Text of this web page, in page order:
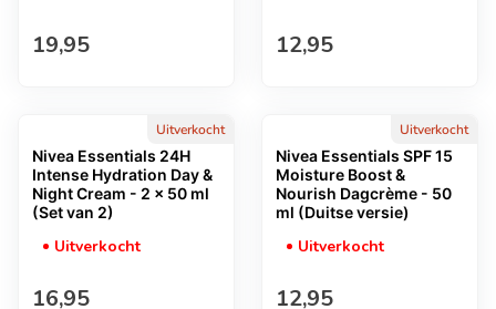
Normale prijs
19,95 Normale prijs
12,95
Uitverkocht
Nivea Essentials 24H
Intense Hydration Day &
Night Cream - 2 x 50 ml
(Set van 2)
Uitverkocht
Normale prijs
16,95
Uitverkocht
Nivea Essentials SPF 15
Moisture Boost &
Nourish Dagcrème - 50
ml (Duitse versie)
Uitverkocht
Normale prijs
12,95